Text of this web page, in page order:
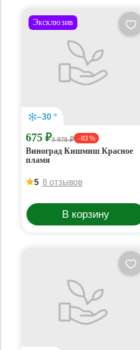
Эксклюзив
–30 °
675 ₽3 970 ₽ - 83 %
Виноград Кишмиш Красное
пламя
5 8 отзывов
В корзину